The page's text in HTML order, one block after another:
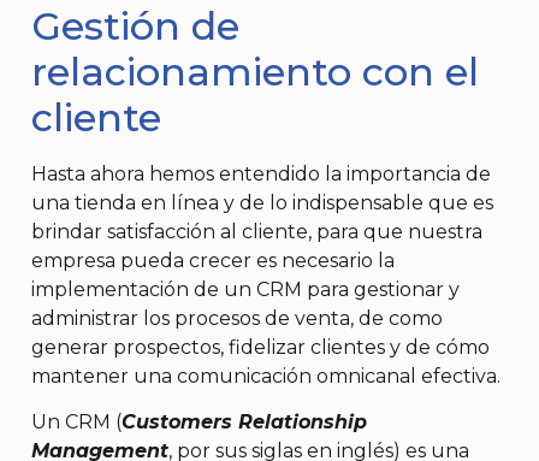
Gestión de
relacionamiento con el
cliente
Hasta ahora hemos entendido la importancia de
una tienda en línea y de lo indispensable que es
brindar satisfacción al cliente, para que nuestra
empresa pueda crecer es necesario la
implementación de un CRM para gestionar y
administrar los procesos de venta, de como
generar prospectos, fidelizar clientes y de cómo
mantener una comunicación omnicanal efectiva.
Un CRM (Customers Relationship
Management, por sus siglas en inglés) es una